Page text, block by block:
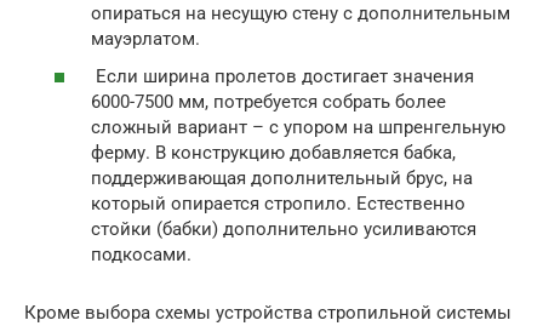
опираться на несущую стену с дополнительным
мауэрлатом.
Если ширина пролетов достигает значения
6000-7500 мм, потребуется собрать более
сложный вариант – с упором на шпренгельную
ферму. В конструкцию добавляется бабка,
поддерживающая дополнительный брус, на
который опирается стропило. Естественно
стойки (бабки) дополнительно усиливаются
подкосами.
Кроме выбора схемы устройства стропильной системы